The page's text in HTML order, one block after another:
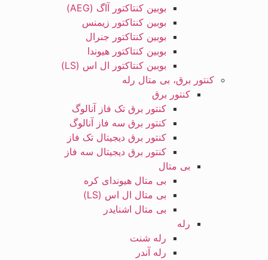
بوبین کنتاکتور آاگ (AEG)
بوبین کنتاکتور زیمنس
بوبین کنتاکتور جنرال
بوبین کنتاکتور هیوندا
بوبین کنتاکتور ال اس (LS)
کنتور برق، بی متال رله
کنتور برق
کنتور برق تک فاز آنالوگ
کنتور برق سه فاز آنالوگ
کنتور برق دیجیتال تک فاز
کنتور برق دیجیتال سه فاز
بی متال
بی متال هیوندای کره
بی متال ال اس (LS)
بی متال اشنایدر
رله
رله شنت
رله آندر